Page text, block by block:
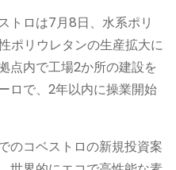
トロは7月8日、水系ポリ
ポリウレタンの生産拡大に
点内で工場2か所の建設を
ロで、2年以内に操業開始
のコベストロの新規投資案